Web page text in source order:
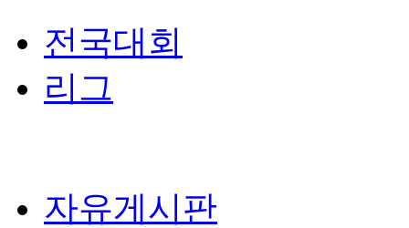
전국대회
리그
자유게시판